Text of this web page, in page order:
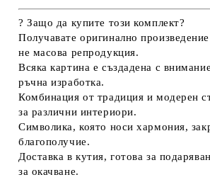
? Защо да купите този комплект?
Получаватеоригинално
не масова репродукция.
Всяка картина е създадена с
ръчна изработка.
Комбинация от традиция и модерен
за различни интериори.
Символика, която носихармония,
благополучие.
Доставка в кутия, готова за
за окачване.